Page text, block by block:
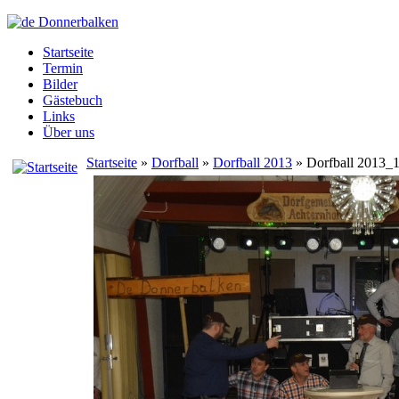
Startseite
Termin
Bilder
Gästebuch
Links
Über uns
Startseite » Dorfball » Dorfball 2013 » Dorfball